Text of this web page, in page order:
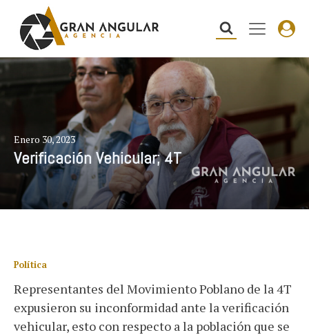
Enero 30, 2023
Verificación Vehicular; 4T
Política
Representantes del Movimiento Poblano de la 4T
expusieron su inconformidad ante la verificación
vehicular, esto con respecto a la población que se